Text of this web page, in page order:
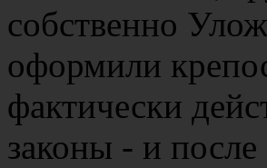
собственно
оформили
фактически
законы - и